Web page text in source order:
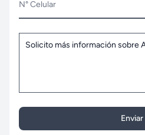
N° Celular
Enviar